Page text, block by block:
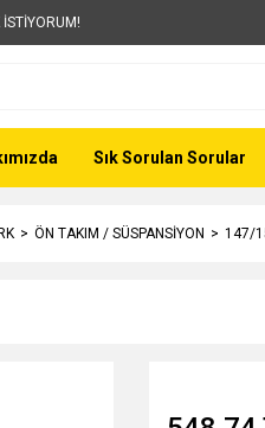
Sık Sorulan Sorular
ÖN TAKIM / SÜSPANSİYON 147/